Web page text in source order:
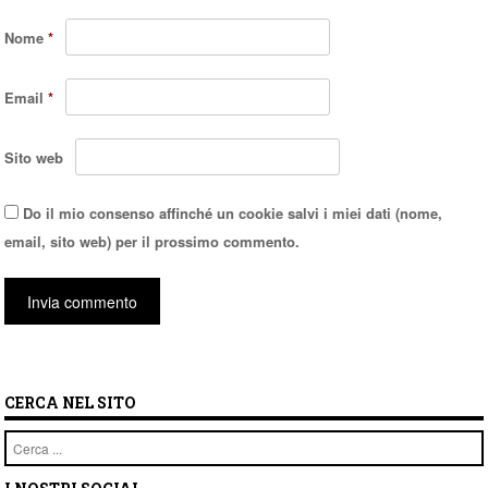
Nome*
Email*
Sito web
Do il mio consenso affinché un cookie salvi i miei dati (nome,
email, sito web) per il prossimo commento.
CERCA NEL SITO
Cerca